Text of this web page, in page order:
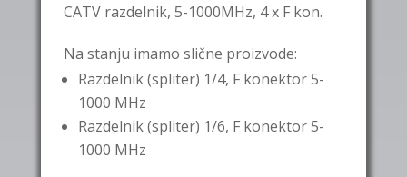
CATV razdelnik, 5-1000MHz, 4 x F kon.
Na stanju imamo slične proizvode:
Razdelnik (spliter) 1/4, F konektor 5-
1000 MHz
Razdelnik (spliter) 1/6, F konektor 5-
1000 MHz